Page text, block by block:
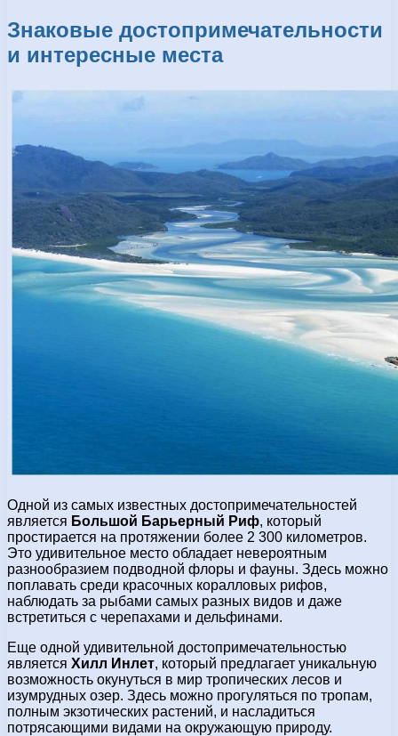
Знаковые достопримечательности
и интересные места
Одной из самых известных достопримечательностей
является Большой Барьерный Риф, который
простирается на протяжении более 2 300 километров.
Это удивительное место обладает невероятным
разнообразием подводной флоры и фауны. Здесь можно
поплавать среди красочных коралловых рифов,
наблюдать за рыбами самых разных видов и даже
встретиться с черепахами и дельфинами.
Еще одной удивительной достопримечательностью
является Хилл Инлет, который предлагает уникальную
возможность окунуться в мир тропических лесов и
изумрудных озер. Здесь можно прогуляться по тропам,
полным экзотических растений, и насладиться
потрясающими видами на окружающую природу.